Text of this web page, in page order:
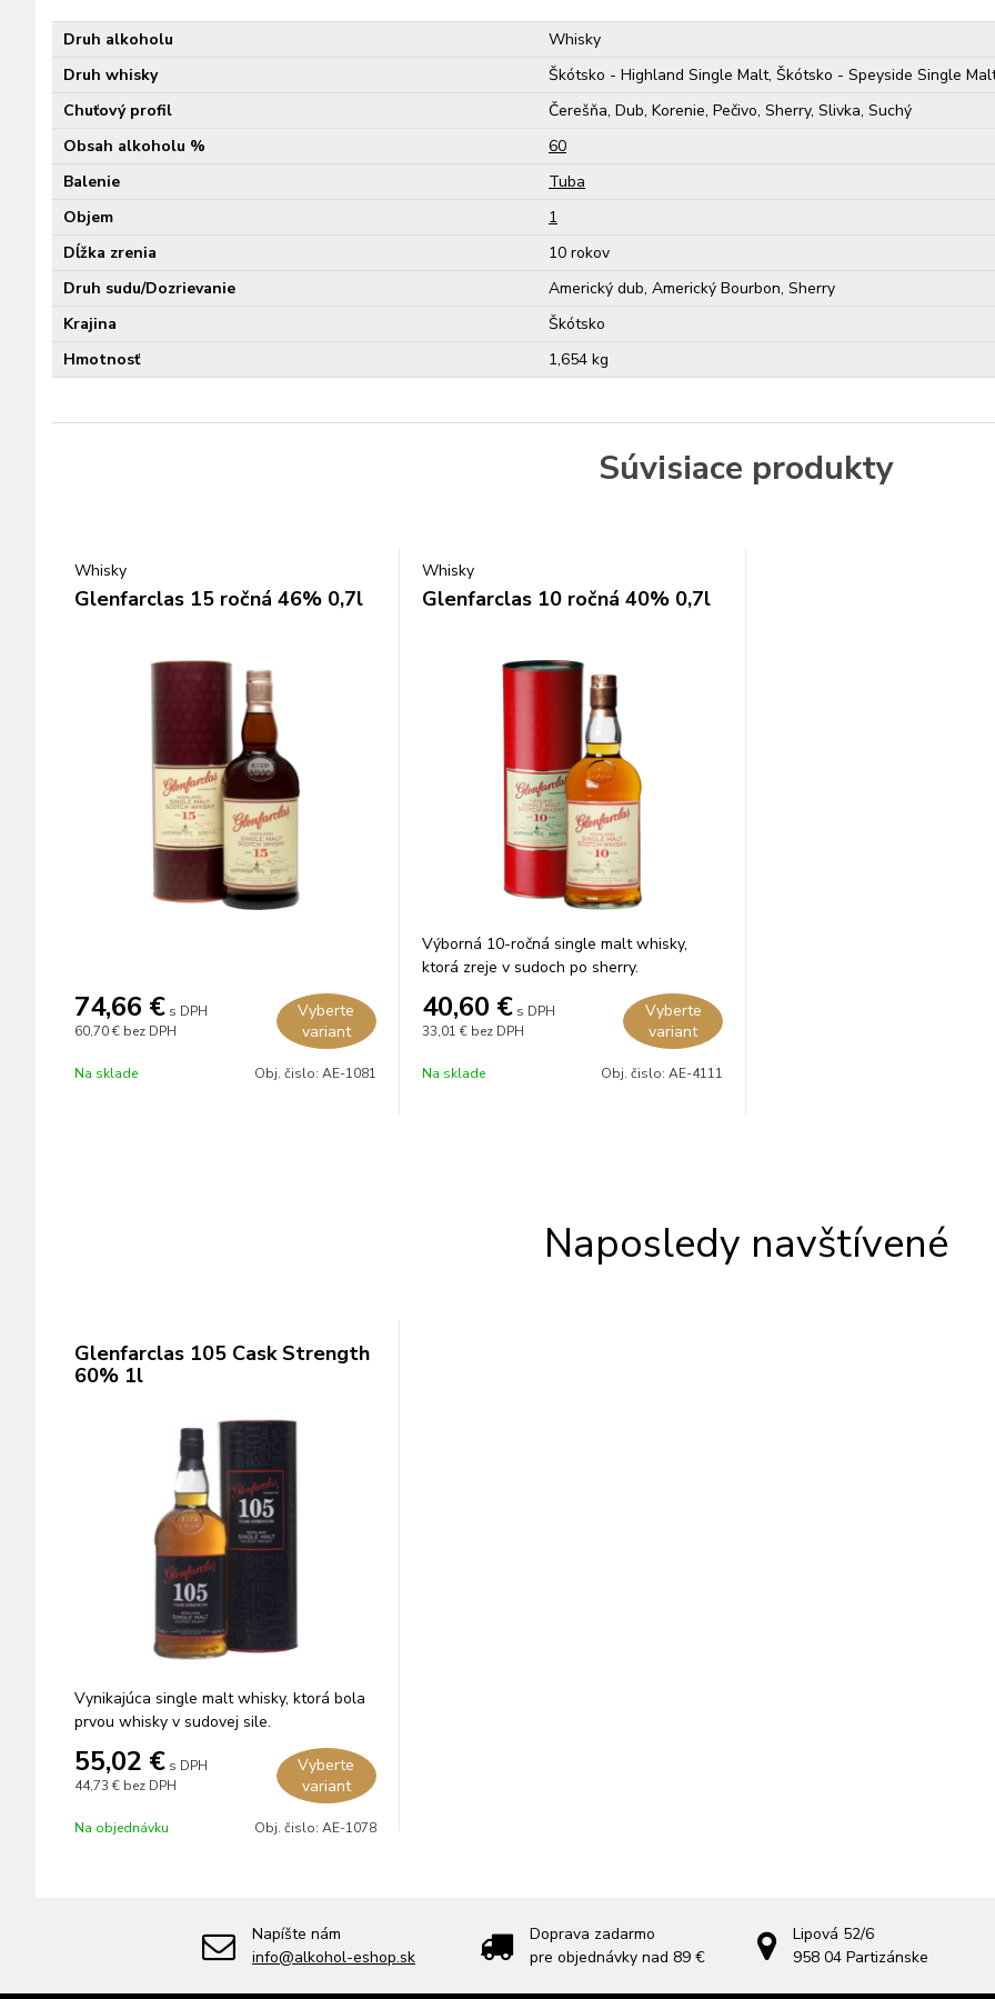
Druh alkoholu
Whisky
Druh whisky
Škótsko - Highland Single Malt, Škótsko - Speyside Single
Chuťový profil
Čerešňa, Dub, Korenie, Pečivo, Sherry, Slivka, Suchý
Obsah alkoholu %
60
Balenie
Tuba
Objem
1
Dĺžka zrenia
10 rokov
Druh sudu/Dozrievanie
Americký dub, Americký Bourbon, Sherry
Krajina
Škótsko
Hmotnosť
1,654 kg
Súvisiace produkty
Whisky
Glenfarclas 15 ročná 46% 0,7l
74,66 € s DPH
60,70 € bez DPH
Vyberte
variant
Na sklade Obj. čislo: AE-1081
Whisky
Glenfarclas 10 ročná 40% 0,7l
Výborná 10-ročná single malt whisky,
ktorá zreje v sudoch po sherry.
40,60 € s DPH
33,01 € bez DPH
Vyberte
variant
Na sklade Obj. čislo: AE-4111
Naposledy navštívené
Glenfarclas 105 Cask Strength
60% 1l
Vynikajúca single malt whisky, ktorá bola
prvou whisky v sudovej sile.
55,02 € s DPH
44,73 € bez DPH
Vyberte
variant
Na objednávku Obj. čislo: AE-1078
Napíšte nám
info@alkohol-eshop.sk
Doprava zadarmo
pre objednávky nad 89 €
Lipová 52/6
958 04 Partizánske